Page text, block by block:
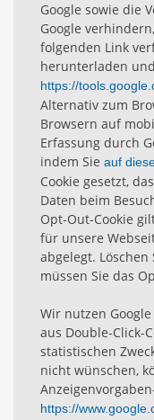
Google sowie die
Google
folgenden Link
herunterladen
https://
Alternativ zum
Browsern auf
Erfassung durch
indem Sie auf
Cookie gesetzt,
Daten beim
Opt-Out-Cookie
für unsere
abgelegt. Löschen
müssen Sie das
Wir nutzen
aus Double-Click-
statistischen
nicht wünschen,
https://